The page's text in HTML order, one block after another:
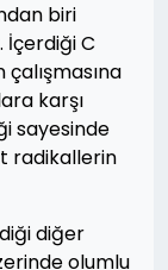
biri
İçerdiği C
çalışmasına
karşı
sayesinde
radikallerin
diğer
olumlu